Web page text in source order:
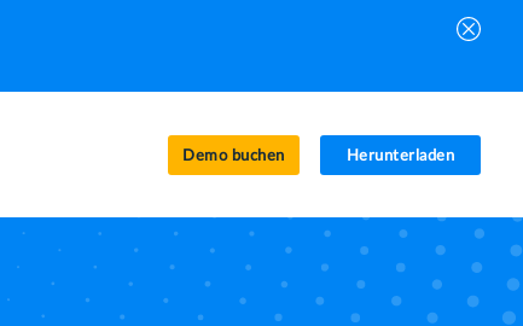
Demo buchen Herunterladen